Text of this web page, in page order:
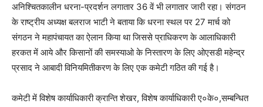
अनिश्चितकालीन धरना-प्रदर्शन लगातार 36 वें भी लगातार जारी रहा। संगठन
के राष्ट्रीय अध्यक्ष बलराज भाटी ने बताया कि धरना स्थल पर 27 मार्च को
संगठन ने महापंचायत का ऐलान किया था जिससे प्राधिकरण के आलाधिकारी
हरकत में आये और किसानों की समस्याओ के निस्तारण के लिए ओएसडी महेन्द्र
प्रसाद ने आबादी विनियमितीकरण के लिए एक कमेटी गठित की गई है।
कमेटी में विशेष कार्याधिकारी क्रान्ति शेखर, विशेष कार्याधिकारी ए०के०,सम्बन्धित